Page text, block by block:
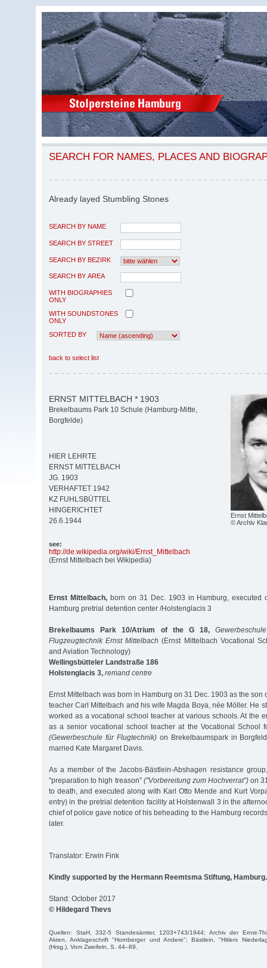
SEARCH FOR NAMES, PLACES AND
Already layed Stumbling Stones
SEARCH BY NAME
SEARCH BY STREET
SEARCH BY BEZIRK
SEARCH BY AREA
WITH BIOGRAPHIES
ONLY
WITH SOUNDSTONES
ONLY
SORTED BY
back to select list
Ernst
© Archiv
ERNST MITTELBACH * 1903
Brekelbaums Park 10 Schule (Hamburg-Mitte,
Borgfelde)
HIER LEHRTE
ERNST MITTELBACH
JG. 1903
VERHAFTET 1942
KZ FUHLSBÜTTEL
HINGERICHTET
26.6.1944
see:
http://de.wikipedia.org/wiki/Ernst_Mittelbach
(Ernst Mittelbach bei Wikipedia)
Ernst Mittelbach,born on 31 Dec. 1903 in Hamburg, executed
Hamburg pretrial detention center /Holstenglacis 3
Brekelbaums Park 10/Atrium of the G 18,
Flugzeugtechnik Ernst Mittelbach (Ernst Mittelbach Vocational
and Aviation Technology)
Wellingsbütteler Landstraße 186
Holstenglacis 3, remand centre
Ernst Mittelbach was born in Hamburg on 31 Dec. 1903 as the son
teacher Carl Mittelbach and his wife Magda Boya, née Möller. He
worked as a vocational school teacher at various schools. At the
as a senior vocational school teacher at the Vocational School
(Gewerbeschule für Flugtechnik)on Brekelbaumspark in
married Kate Margaret Davis.
As a member of the Jacobs-Bästlein-Abshagen resistance
"preparation to high treason” ("Vorbereitung zum Hochverrat”)on
to death, and executed along with Karl Otto Mende and Kurt
entry) in the pretrial detention facility at Holstenwall 3 in the
chief of police gave notice of his beheading to the Hamburg
later.
Translator: Erwin Fink
Kindly supported by the Hermann Reemtsma Stiftung, Hamburg.
Stand: October 2017
© Hildegard Thevs
Quellen: StaH, 332-5 Standesämter, 1203+743/1944; Archiv der Ernst-
Akten, Anklageschrift "Hornberger und Andere"; Bästlein, "Hitlers
(Hrsg.), Vom Zweifeln, S. 44–89.